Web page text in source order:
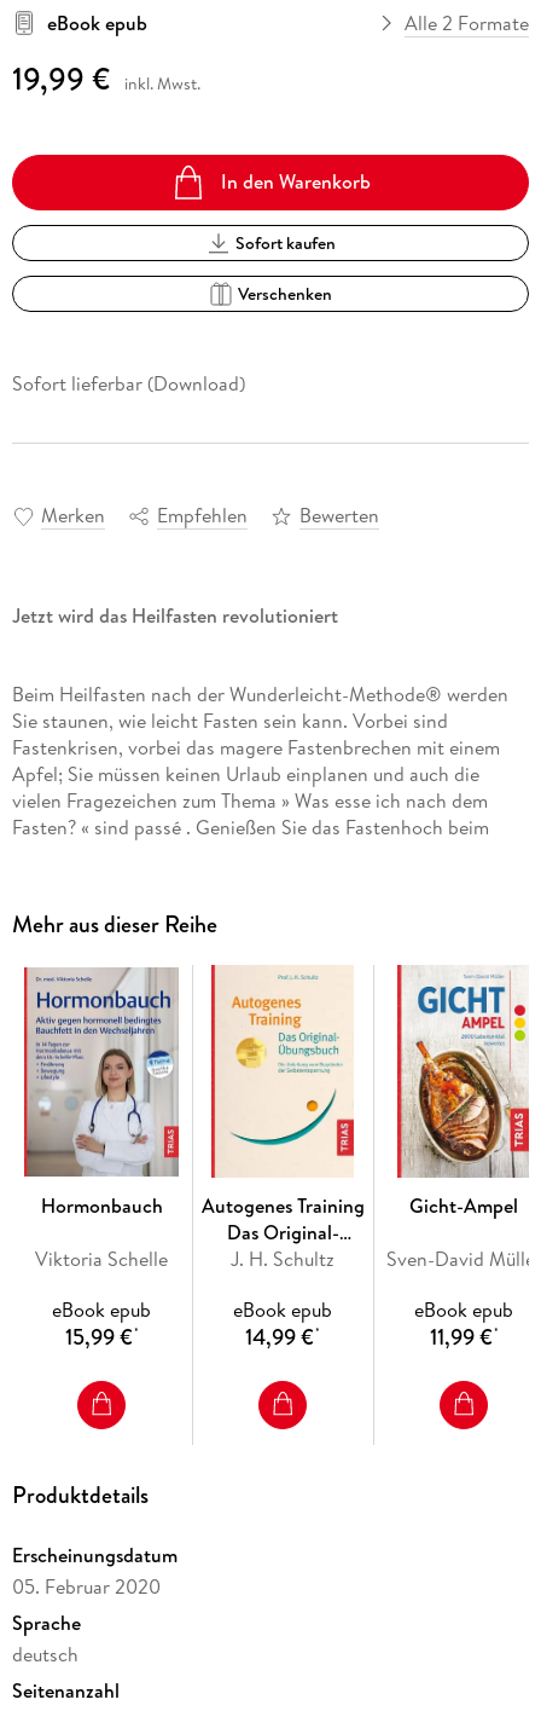
eBook epub
Alle 2 Formate
19,99 € inkl. Mwst.
In den Warenkorb
Sofort kaufen
Verschenken
Sofort lieferbar (Download)
Merken Empfehlen Bewerten
Jetzt wird das Heilfasten revolutioniert
Beim Heilfasten nach der Wunderleicht-Methode® werden
Sie staunen, wie leicht Fasten sein kann. Vorbei sind
Fastenkrisen, vorbei das magere Fastenbrechen mit einem
Apfel; Sie müssen keinen Urlaub einplanen und auch die
vielen Fragezeichen zum Thema » Was esse ich nach dem
Fasten? « sind passé . Genießen Sie das Fastenhoch beim
Aus drei Programmen wählen was gerade passt
Kurz oder lang fasten – ganz individuell: Schon mit kurzen
Intervallen Ihr inneres Reset-Programm aktivieren oder
sich mit der 4-Wochen-Kur selbst ganz neu erfinden.
Optimal fasten: Wie Sie Ihren Reset richtig vorbereiten
und Schritt für Schritt durchführen – mit Rezepten für
Entlastungsmenüs, Fastensäfte und wärmende Süppchen.
Sanfte Aufbauphase: Wieder essen beginnen und den
Erfolg trotzdem langfristig wahren – mit den besten
Rezepten.
Mehr aus dieser Reihe
Hormonbauch
Viktoria Schelle
eBook epub
15,99 €*
Autogenes Training
Das Original-
Übungsbuch
J. H. Schultz
eBook epub
14,99 €*
Gicht-Ampel
Sven-David Müller
eBook epub
11,99 €*
Produktdetails
Erscheinungsdatum
05. Februar 2020
Sprache
deutsch
Seitenanzahl